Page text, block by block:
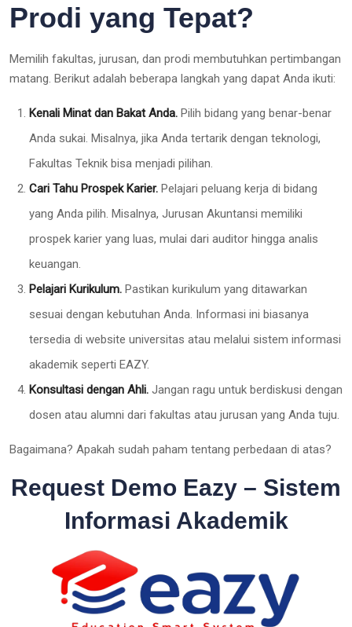
Prodi yang Tepat?
Memilih fakultas, jurusan, dan prodi membutuhkan pertimbangan
matang. Berikut adalah beberapa langkah yang dapat Anda ikuti:
Kenali Minat dan Bakat Anda. Pilih bidang yang benar-benar
Anda sukai. Misalnya, jika Anda tertarik dengan teknologi,
Fakultas Teknik bisa menjadi pilihan.
Cari Tahu Prospek Karier. Pelajari peluang kerja di bidang
yang Anda pilih. Misalnya, Jurusan Akuntansi memiliki
prospek karier yang luas, mulai dari auditor hingga analis
keuangan.
Pelajari Kurikulum. Pastikan kurikulum yang ditawarkan
sesuai dengan kebutuhan Anda. Informasi ini biasanya
tersedia di website universitas atau melalui sistem informasi
akademik seperti EAZY.
Konsultasi dengan Ahli. Jangan ragu untuk berdiskusi dengan
dosen atau alumni dari fakultas atau jurusan yang Anda tuju.
Bagaimana? Apakah sudah paham tentang perbedaan di atas?
Request Demo Eazy – Sistem
Informasi Akademik